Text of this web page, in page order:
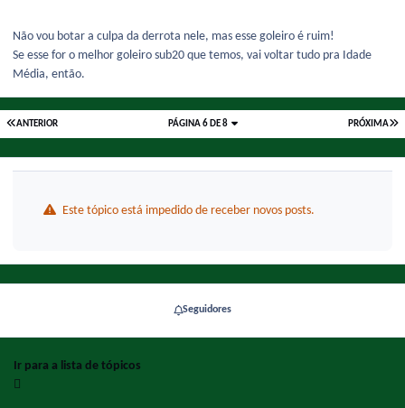
Não vou botar a culpa da derrota nele, mas esse goleiro é ruim!
Se esse for o melhor goleiro sub20 que temos, vai voltar tudo pra Idade
Média, então.
ANTERIOR PRÓXIMA
PÁGINA 6 DE 8
Este tópico está impedido de receber novos posts.
Seguidores
Ir para a lista de tópicos